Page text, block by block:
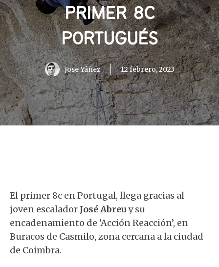
PRIMER 8C
PORTUGUÉS
Jose Yáñez 12 febrero, 2023
El primer 8c en Portugal, llega gracias al
joven escalador José Abreuy su
encadenamiento de ‘Acción Reacción’, en
Buracos de Casmilo, zona cercana a la ciudad
de Coimbra.